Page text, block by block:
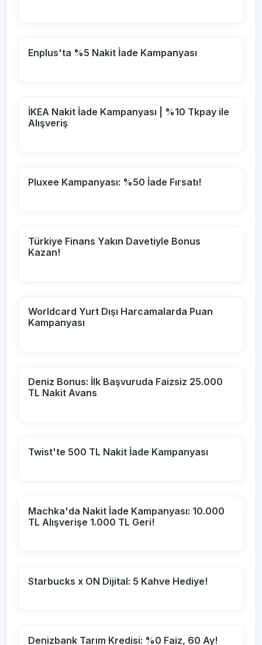
Enplus'ta %5 Nakit İade Kampanyası
İKEA Nakit İade Kampanyası | %10 Tkpay ile
Alışveriş
Pluxee Kampanyası: %50 İade Fırsatı!
Türkiye Finans Yakın Davetiyle Bonus
Kazan!
Worldcard Yurt Dışı Harcamalarda Puan
Kampanyası
Deniz Bonus: İlk Başvuruda Faizsiz 25.000
TL Nakit Avans
Twist'te 500 TL Nakit İade Kampanyası
Machka'da Nakit İade Kampanyası: 10.000
TL Alışverişe 1.000 TL Geri!
Starbucks x ON Dijital: 5 Kahve Hediye!
Denizbank Tarım Kredisi: %0 Faiz, 60 Ay!